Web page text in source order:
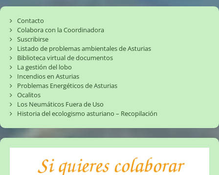
Contacto
Colabora con la Coordinadora
Suscribirse
Listado de problemas ambientales de Asturias
Biblioteca virtual de documentos
La gestión del lobo
Incendios en Asturias
Problemas Energéticos de Asturias
Ocalitos
Los Neumáticos Fuera de Uso
Historia del ecologismo asturiano – Recopilación